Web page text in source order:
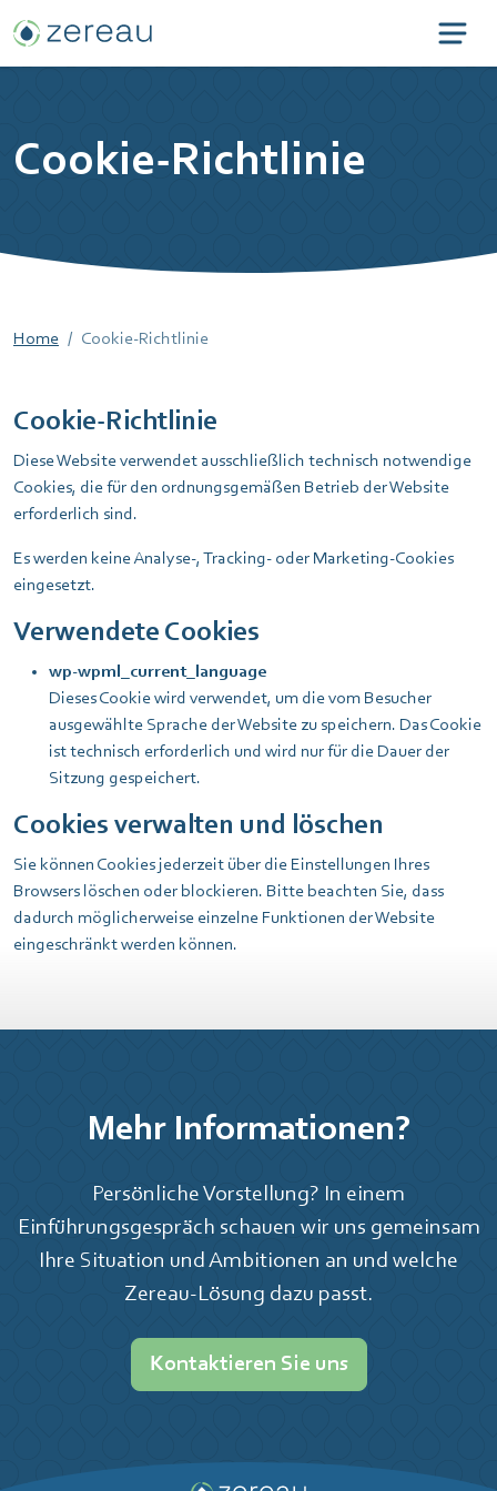
Cookie-Richtlinie
Home Cookie-Richtlinie
Cookie-Richtlinie
Diese Website verwendet ausschließlich technisch notwendige
Cookies, die für den ordnungsgemäßen Betrieb der Website
erforderlich sind.
Es werden keine Analyse-, Tracking- oder Marketing-Cookies
eingesetzt.
Verwendete Cookies
wp-wpml_current_language
Dieses Cookie wird verwendet, um die vom Besucher
ausgewählte Sprache der Website zu speichern. Das Cookie
ist technisch erforderlich und wird nur für die Dauer der
Sitzung gespeichert.
Cookies verwalten und löschen
Sie können Cookies jederzeit über die Einstellungen Ihres
Browsers löschen oder blockieren. Bitte beachten Sie, dass
dadurch möglicherweise einzelne Funktionen der Website
eingeschränkt werden können.
Mehr Informationen?
Persönliche Vorstellung? In einem
Einführungsgespräch schauen wir uns gemeinsam
Ihre Situation und Ambitionen an und welche
Zereau-Lösung dazu passt.
Kontaktieren Sie uns